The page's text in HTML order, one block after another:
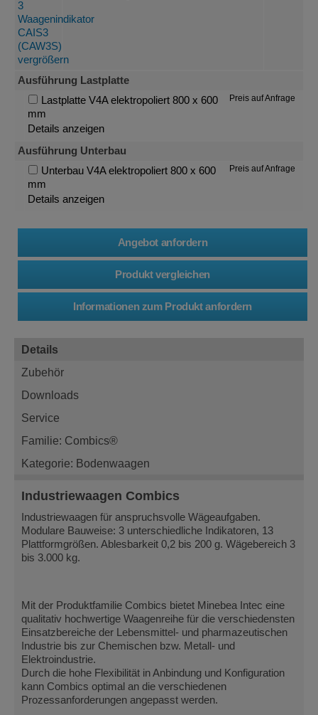
Ausführung Lastplatte
Lastplatte V4A elektropoliert 800 x 600
mm
Details anzeigen
Preis auf Anfrage
Ausführung Unterbau
Unterbau V4A elektropoliert 800 x 600
mm
Details anzeigen
Preis auf Anfrage
Details
Zubehör
Downloads
Service
Familie: Combics®
Kategorie: Bodenwaagen
Industriewaagen Combics
Industriewaagen für anspruchsvolle Wägeaufgaben.
Modulare Bauweise: 3 unterschiedliche Indikatoren, 13
Plattformgrößen. Ablesbarkeit 0,2 bis 200 g. Wägebereich 3
bis 3.000 kg.
Mit der Produktfamilie Combics bietet Minebea Intec eine
qualitativ hochwertige Waagenreihe für die verschiedensten
Einsatzbereiche der Lebensmittel- und pharmazeutischen
Industrie bis zur Chemischen bzw. Metall- und
Elektroindustrie.
Durch die hohe Flexibilität in Anbindung und Konfiguration
kann Combics optimal an die verschiedenen
Prozessanforderungen angepasst werden.